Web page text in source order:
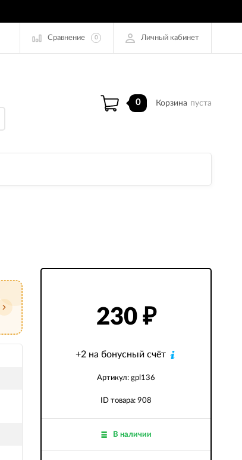
Сравнение 0 Личный кабинет
0 Корзина пуста
230 ₽
+2 на бонусный счёт
Артикул: gpl136
ID товара: 908
В наличии